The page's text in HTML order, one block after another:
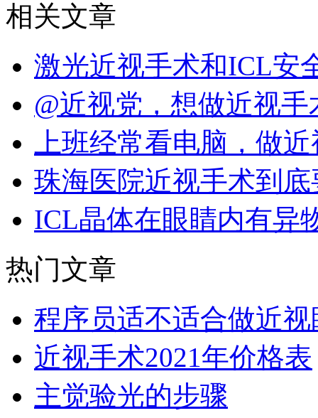
相关文章
激光近视手术和ICL安
@近视党，想做近视
上班经常看电脑，做
珠海医院近视手术到
ICL晶体在眼睛内有异
热门文章
程序员适不适合做近视
近视手术2021年价格表
主觉验光的步骤